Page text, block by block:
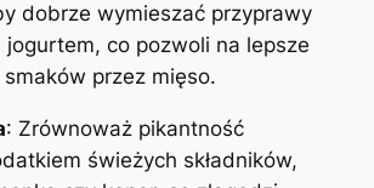
dobrze wymieszać przyprawy
jogurtem, co pozwoli na lepsze
smaków przez mięso.
: Zrównoważ pikantność
świeżych składników,